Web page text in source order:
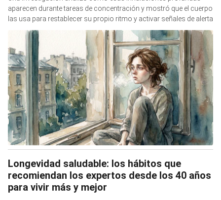
aparecen durante tareas de concentración y mostró que el cuerpo
las usa para restablecer su propio ritmo y activar señales de alerta
Longevidad saludable: los hábitos que
recomiendan los expertos desde los 40 años
para vivir más y mejor